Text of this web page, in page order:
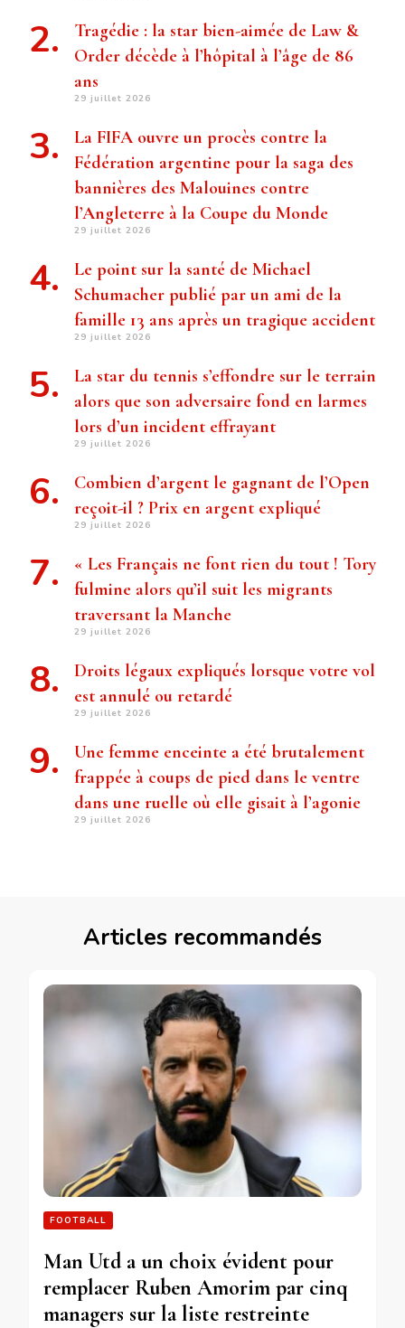
Tragédie : la star bien-aimée de Law &
Order décède à l’hôpital à l’âge de 86
ans
29 juillet 2026
La FIFA ouvre un procès contre la
Fédération argentine pour la saga des
bannières des Malouines contre
l’Angleterre à la Coupe du Monde
29 juillet 2026
Le point sur la santé de Michael
Schumacher publié par un ami de la
famille 13 ans après un tragique accident
29 juillet 2026
La star du tennis s’effondre sur le terrain
alors que son adversaire fond en larmes
lors d’un incident effrayant
29 juillet 2026
Combien d’argent le gagnant de l’Open
reçoit-il ? Prix ​​en argent expliqué
29 juillet 2026
« Les Français ne font rien du tout ! Tory
fulmine alors qu’il suit les migrants
traversant la Manche
29 juillet 2026
Droits légaux expliqués lorsque votre vol
est annulé ou retardé
29 juillet 2026
Une femme enceinte a été brutalement
frappée à coups de pied dans le ventre
dans une ruelle où elle gisait à l’agonie
29 juillet 2026
Articles recommandés
FOOTBALL
Man Utd a un choix évident pour
remplacer Ruben Amorim par cinq
managers sur la liste restreinte